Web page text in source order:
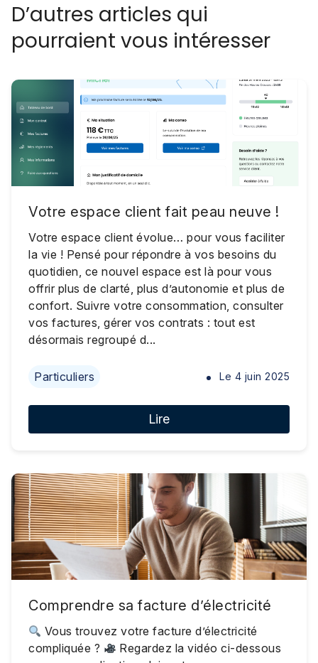
D’autres articles qui
pourraient vous intéresser
Votre espace client fait peau neuve !
Votre espace client évolue… pour vous faciliter
la vie ! Pensé pour répondre à vos besoins du
quotidien, ce nouvel espace est là pour vous
offrir plus de clarté, plus d’autonomie et plus de
confort. Suivre votre consommation, consulter
vos factures, gérer vos contrats : tout est
désormais regroupé d...
Particuliers Le 4 juin 2025
Lire
Comprendre sa facture d’électricité
Vous trouvez votre facture d’électricité
compliquée ?
Regardez la vidéo ci-dessous